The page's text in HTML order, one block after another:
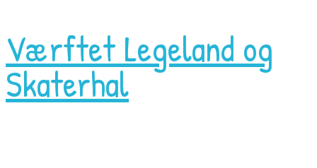
Værftet Legeland og
Skaterhal